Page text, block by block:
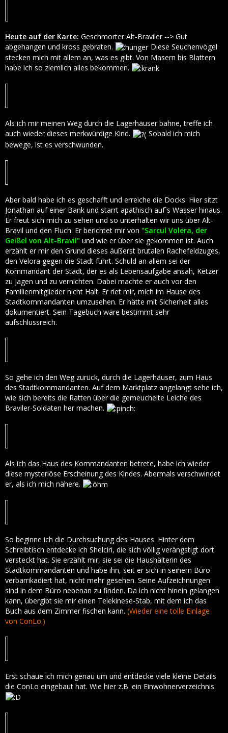
Heute auf der Karte: Geschmorter Alt-Braviler --> Gut
abgehangen und kross gebraten.
Diese Seuchenvögel
stecken mich mit allem an, was es gibt. Von Masern bis Blattern
habe ich so ziemlich alles bekommen.
Als ich mir meinen Weg durch die Lagerhäuser bahne, treffe ich
auch wieder dieses merkwürdige Kind.
Sobald ich mich
bewege, ist es verschwunden.
Aber bald habe ich es geschafft und erreiche die Docks. Hier sitzt
Jonathan auf einer Bank und starrt apathisch auf`s Wasser hinaus.
Er freut sich mich zu sehen und so unterhalten wir uns über Alt-
Bravil und den Fluch. Er berichtet mir von "Sarcul Volera, der
Geißel von Alt-Bravil" und wie er über sie gekommen ist. Auch
erzählt er mir den Grund dieses äußerst brutalen Rachefeldzuges,
den Velora gegen die Stadt führt. Schuld an allem sei der
Kommandant der Stadt, der es als Lebensaufgabe ansah, Ketzer
zu jagen und zu vernichten. Dabei machte er auch vor den
Familienmitglieder nicht Halt. Er riet mir, mich im Hause des
Stadtkommandanten umzusehen. Er hätte mit Sicherheit alles
dokumentiert. Sein Tagebuch wäre bestimmt sehr
aufschlussreich.
So gehe ich den Weg zurück, durch die Lagerhäuser, zum Haus
des Stadtkommandanten. Auf dem Marktplatz angelangt sehe ich,
wie sich bereits die Ratten über die gemeuchelte Leiche des
Braviler-Soldaten her machen.
Als ich das Haus des Kommandanten betrete, habe ich wieder
diese mysteriöse Erscheinung des Kindes. Abermals verschwindet
er, als ich mich nähere.
So beginne ich die Durchsuchung des Hauses. Hinter dem
Schreibtisch entdecke ich Shelciri, die sich völlig verängstigt dort
versteckt hat. Sie erzählt mir, sie sei die Haushälterin des
Stadtkommandanten und habe ihn, seit er sich in seinem Büro
verbarrikadiert hat, nicht mehr gesehen. Seine Aufzeichnungen
sind in dem Büro nebenan zu finden. Da ich nicht hinein gelangen
kann, übergibt sie mir einen Telekinese-Stab, mit dem ich das
Buch aus dem Zimmer fischen kann. (Wieder eine tolle Einlage
von ConLo.)
Erst schaue ich mich genau um und entdecke viele kleine Details
die ConLo eingebaut hat. Wie hier z.B. ein Einwohnerverzeichnis.